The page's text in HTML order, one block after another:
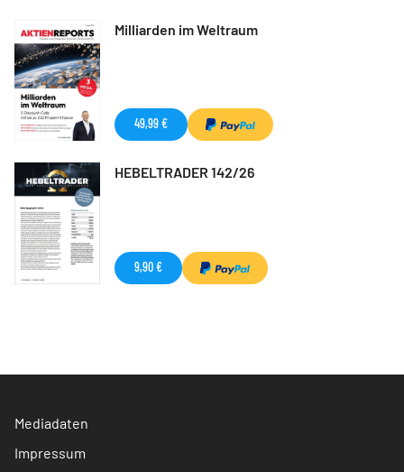
Milliarden im Weltraum
49,99 €
HEBELTRADER 142/26
9,90 €
Mediadaten
Impressum